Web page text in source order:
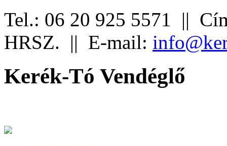
Tel.: 06 20 925 5571 ||
HRSZ. || E-mail:
Kerék-Tó Vendéglő